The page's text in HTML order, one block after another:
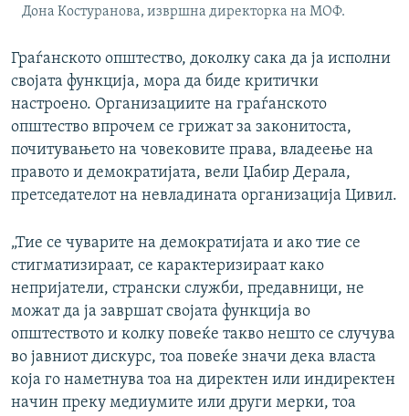
Дона Костуранова, извршна директорка на МОФ.
Граѓанското општество, доколку сака да ја исполни
својата функција, мора да биде критички
настроено. Организациите на граѓанското
општество впрочем се грижат за законитоста,
почитувањето на човековите права, владеење на
правото и демократијата, вели Џабир Дерала,
претседателот на невладината организација Цивил.
„Тие се чуварите на демократијата и ако тие се
стигматизираат, се карактеризираат како
непријатели, странски служби, предавници, не
можат да ја завршат својата функција во
општеството и колку повеќе такво нешто се случува
во јавниот дискурс, тоа повеќе значи дека власта
која го наметнува тоа на директен или индиректен
начин преку медиумите или други мерки, тоа